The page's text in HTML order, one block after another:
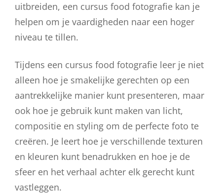
uitbreiden, een cursus food fotografie kan je
helpen om je vaardigheden naar een hoger
niveau te tillen.
Tijdens een cursus food fotografie leer je niet
alleen hoe je smakelijke gerechten op een
aantrekkelijke manier kunt presenteren, maar
ook hoe je gebruik kunt maken van licht,
compositie en styling om de perfecte foto te
creëren. Je leert hoe je verschillende texturen
en kleuren kunt benadrukken en hoe je de
sfeer en het verhaal achter elk gerecht kunt
vastleggen.